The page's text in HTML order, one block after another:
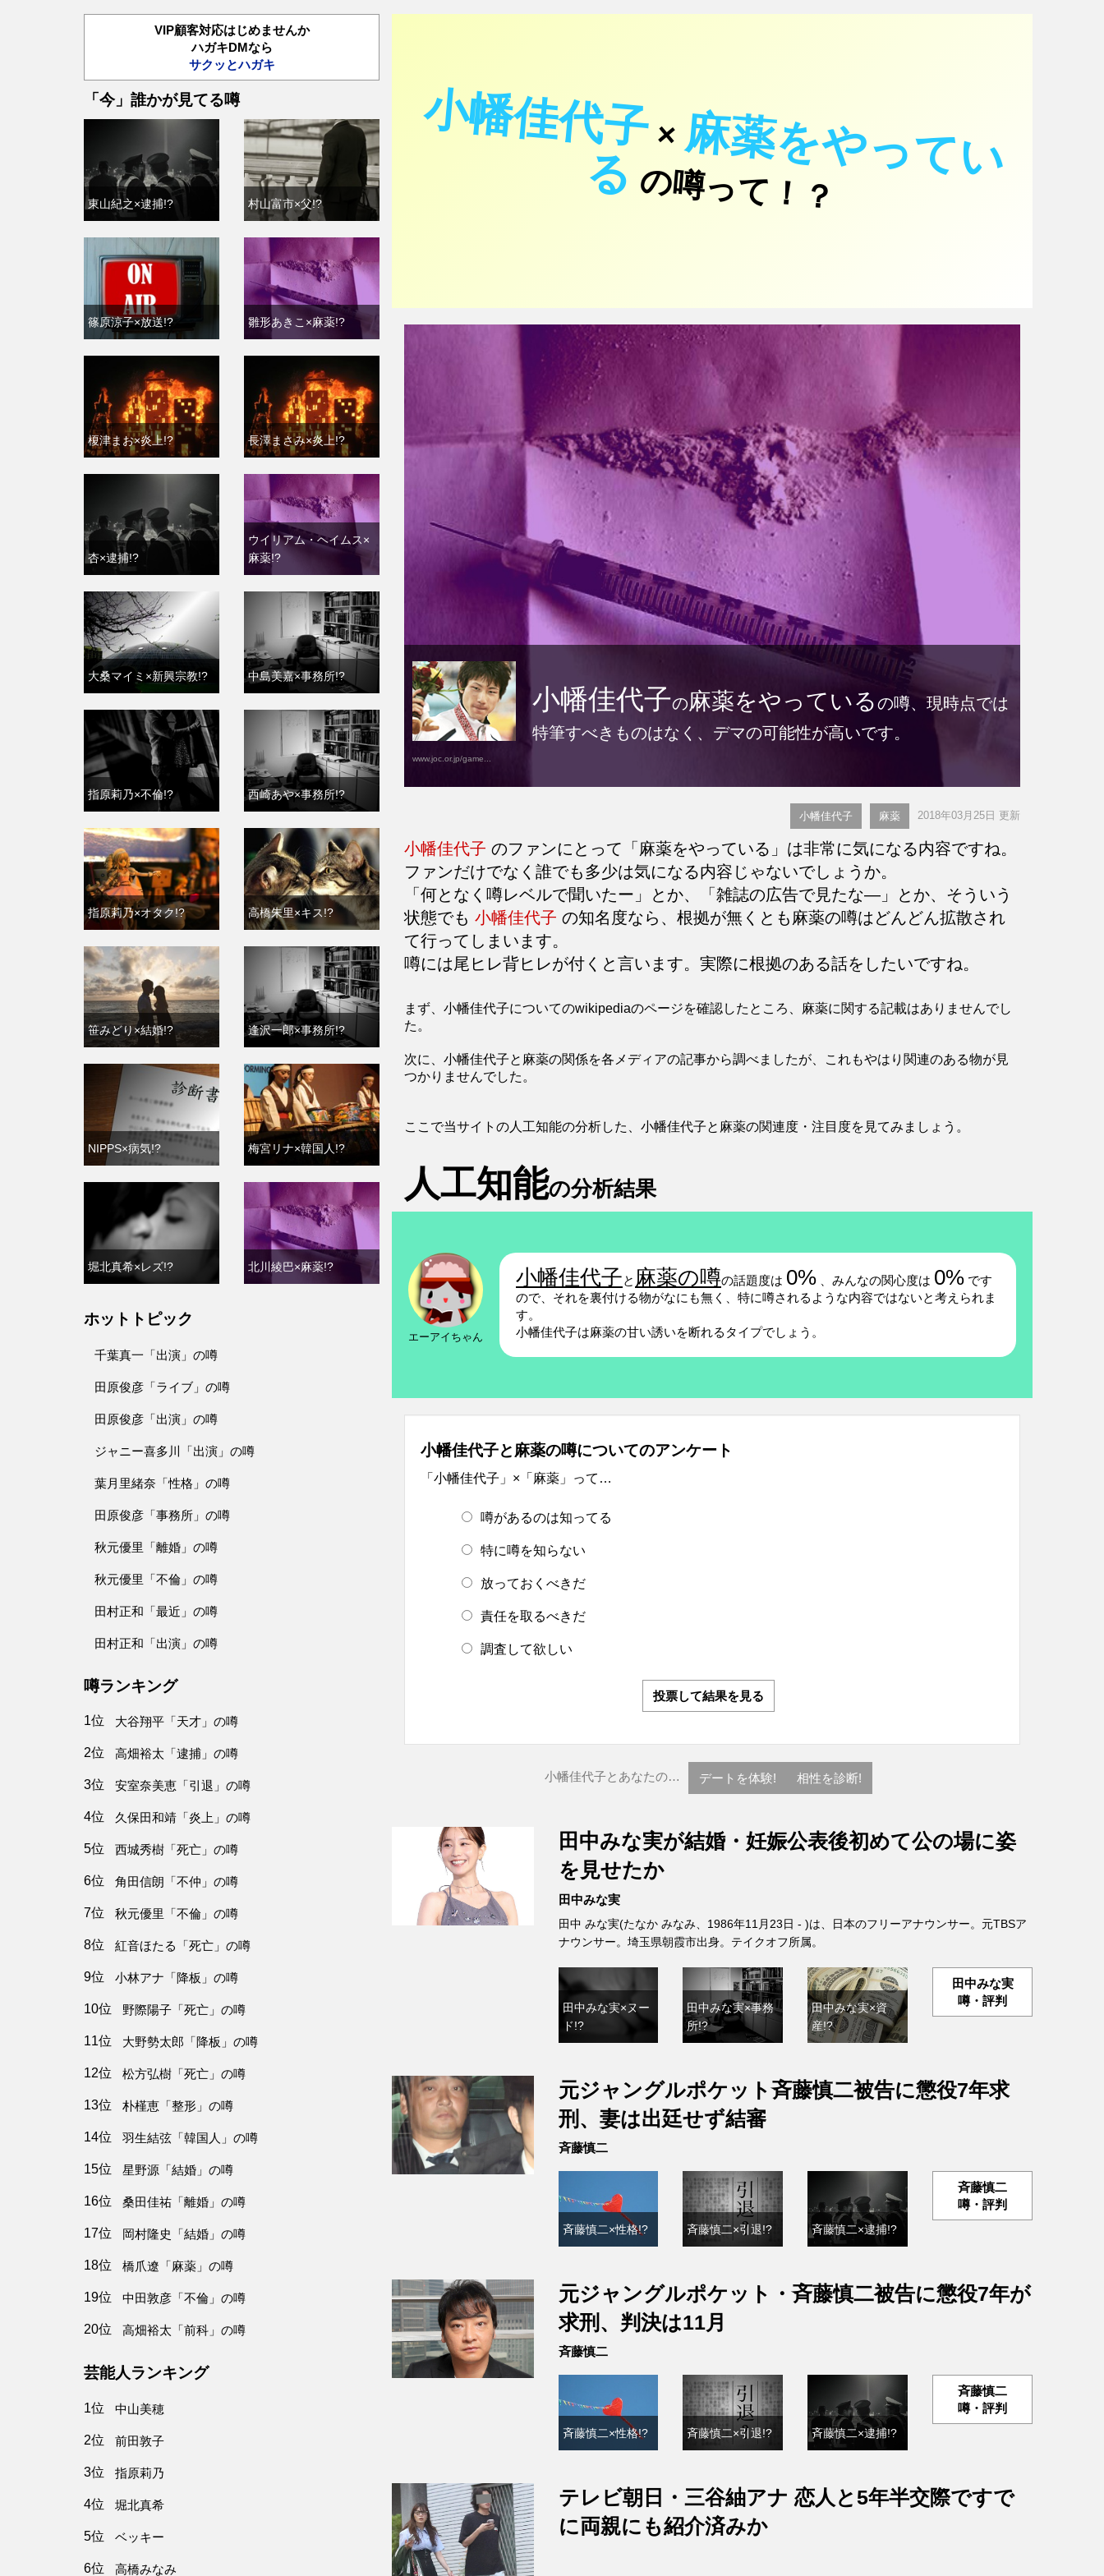
小幡佳代子× 麻
薬
を
や
っ
て
い
る の噂って！？
www.joc.or.jp/game...
小幡佳代子の麻薬をやっているの噂、現時点では
特筆すべきものはなく、デマの可能性が高いです。
小幡佳代子 麻薬 2018年03月25日 更新
小幡佳代子 のファンにとって「麻薬をやっている」は非常に気になる内容ですね。
ファンだけでなく誰でも多少は気になる内容じゃないでしょうか。
「何となく噂レベルで聞いたー」とか、「雑誌の広告で見たな―」とか、そういう
状態でも 小幡佳代子 の知名度なら、根拠が無くとも麻薬の噂はどんどん拡散され
て行ってしまいます。
噂には尾ヒレ背ヒレが付くと言います。実際に根拠のある話をしたいですね。
まず、小幡佳代子についてのwikipediaのページを確認したところ、麻薬に関する記載はありませんでし
た。
次に、小幡佳代子と麻薬の関係を各メディアの記事から調べましたが、これもやはり関連のある物が見
つかりませんでした。
ここで当サイトの人工知能の分析した、小幡佳代子と麻薬の関連度・注目度を見てみましょう。
人工知能の分析結果
エーアイちゃん
小幡佳代子と 麻薬の噂の話題度は 0% 、みんなの関心度は 0% です
ので、それを裏付ける物がなにも無く、特に噂されるような内容ではないと考えられま
す。
小幡佳代子は麻薬の甘い誘いを断れるタイプでしょう。
小幡佳代子と麻薬の噂についてのアンケート
「小幡佳代子」×「麻薬」って…
噂があるのは知ってる
特に噂を知らない
放っておくべきだ
責任を取るべきだ
調査して欲しい
投票して結果を見る
小幡佳代子とあなたの… デートを体験! 相性を診断!
田中みな実が結婚・妊娠公表後初めて公の場に姿
を見せたか
田中みな実
田中 みな実(たなか みなみ、1986年11月23日 - )は、日本のフリーアナウンサー。元TBSア
ナウンサー。埼玉県朝霞市出身。テイクオフ所属。
田中みな実×ヌー
ド!?
田中みな実×事務
所!?
田中みな実×資
産!?
田中みな実
噂・評判
元ジャングルポケット斉藤慎二被告に懲役7年求
刑、妻は出廷せず結審
斉藤慎二
斉藤慎二×性格!? 斉藤慎二×引退!? 斉藤慎二×逮捕!?
斉藤慎二
噂・評判
元ジャングルポケット・斉藤慎二被告に懲役7年が
求刑、判決は11月
斉藤慎二
斉藤慎二×性格!? 斉藤慎二×引退!? 斉藤慎二×逮捕!?
斉藤慎二
噂・評判
テレビ朝日・三谷紬アナ 恋人と5年半交際ですで
に両親にも紹介済みか
VIP顧客対応はじめませんか
ハガキDMなら
サクッとハガキ
「今」誰かが見てる噂
東山紀之×逮捕!? 村山富市×父!?
篠原涼子×放送!? 雛形あきこ×麻薬!?
榎津まお×炎上!? 長澤まさみ×炎上!?
杏×逮捕!?
ウイリアム・ヘイムス×
麻薬!?
大桑マイミ×新興宗教!? 中島美嘉×事務所!?
指原莉乃×不倫!? 西崎あや×事務所!?
指原莉乃×オタク!? 高橋朱里×キス!?
笹みどり×結婚!? 逢沢一郎×事務所!?
NIPPS×病気!? 梅宮リナ×韓国人!?
堀北真希×レズ!? 北川綾巴×麻薬!?
ホットトピック
千葉真一「出演」の噂
田原俊彦「ライブ」の噂
田原俊彦「出演」の噂
ジャニー喜多川「出演」の噂
葉月里緒奈「性格」の噂
田原俊彦「事務所」の噂
秋元優里「離婚」の噂
秋元優里「不倫」の噂
田村正和「最近」の噂
田村正和「出演」の噂
噂ランキング
1位 大谷翔平「天才」の噂
2位 高畑裕太「逮捕」の噂
3位 安室奈美恵「引退」の噂
4位 久保田和靖「炎上」の噂
5位 西城秀樹「死亡」の噂
6位 角田信朗「不仲」の噂
7位 秋元優里「不倫」の噂
8位 紅音ほたる「死亡」の噂
9位 小林アナ「降板」の噂
10位 野際陽子「死亡」の噂
11位 大野勢太郎「降板」の噂
12位 松方弘樹「死亡」の噂
13位 朴槿恵「整形」の噂
14位 羽生結弦「韓国人」の噂
15位 星野源「結婚」の噂
16位 桑田佳祐「離婚」の噂
17位 岡村隆史「結婚」の噂
18位 橋爪遼「麻薬」の噂
19位 中田敦彦「不倫」の噂
20位 高畑裕太「前科」の噂
芸能人ランキング
1位 中山美穂
2位 前田敦子
3位 指原莉乃
4位 堀北真希
5位 ベッキー
6位 高橋みなみ